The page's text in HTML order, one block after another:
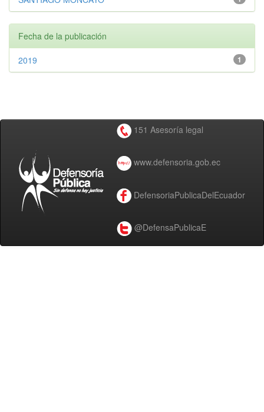
Fecha de la publicación
1
2019
151 Asesoría legal
www.defensoria.gob.ec
DefensoriaPublicaDelEcuador
@DefensaPublicaE